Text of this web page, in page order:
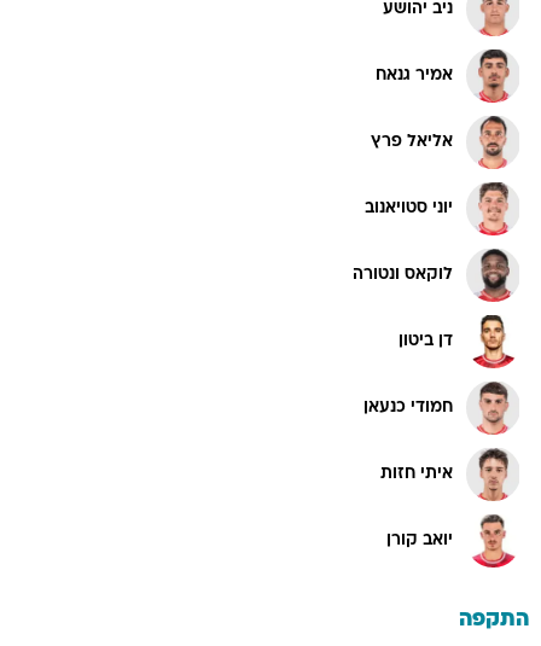
ניב יהושע
אמיר גנאח
אליאל פרץ
יוני סטויאנוב
לוקאס ונטורה
דן ביטון
חמודי כנעאן
איתי חזות
יואב קורן
התקפה